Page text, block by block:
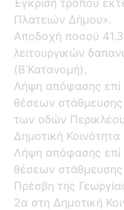
Πλατειών Δήμου».
Αποδοχή ποσού
λειτουργικών
(Β΄Κατανομή).
Λήψη απόφασης επί
θέσεων στάθμευσης
των οδών
Δημοτική
Λήψη απόφασης επί
θέσεων στάθμευσης
Πρέσβη της
2α στη Δημοτική